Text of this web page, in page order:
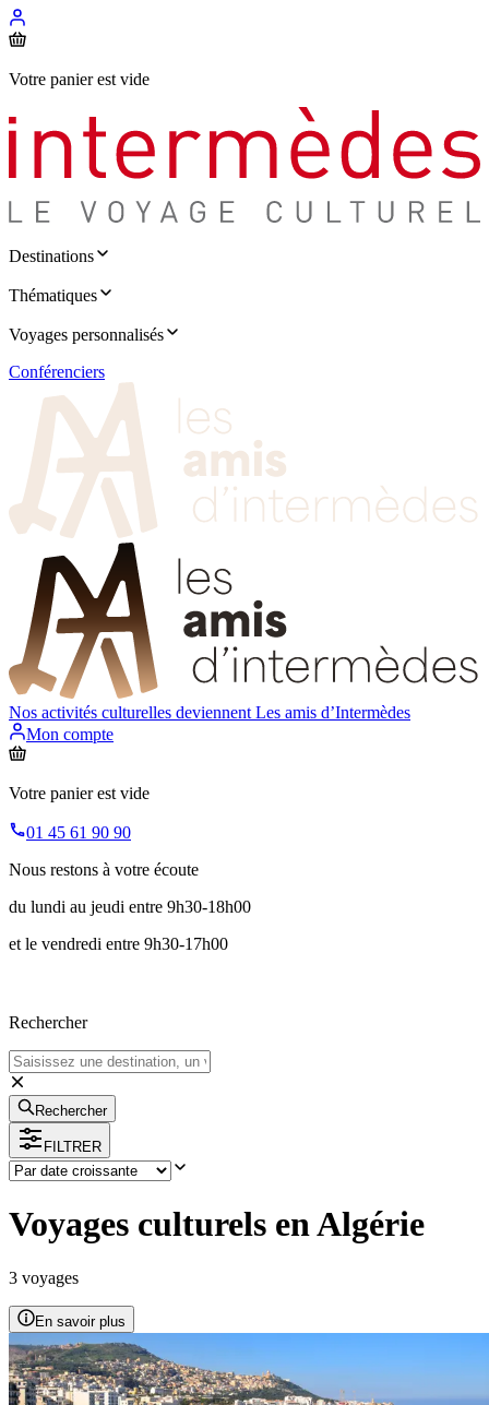
Votre panier est vide
Destinations
Thématiques
Voyages personnalisés
Conférenciers
Nos activités culturelles deviennent Les amis d’Intermèdes
Mon compte
Votre panier est vide
01 45 61 90 90
Nous restons à votre écoute
du lundi au jeudi entre 9h30-18h00
et le vendredi entre 9h30-17h00
Rechercher
Rechercher
FILTRER
Voyages culturels en Algérie
3 voyages
En savoir plus